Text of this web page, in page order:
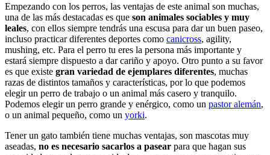
Empezando con los perros, las ventajas de este animal son muchas,
una de las más destacadas es que son animales sociables y muy
leales, con ellos siempre tendrás una escusa para dar un buen paseo,
incluso practicar diferentes deportes como canicross, agility,
mushing, etc. Para el perro tu eres la persona más importante y
estará siempre dispuesto a dar cariño y apoyo. Otro punto a su favor
es que existe gran variedad de ejemplares diferentes, muchas
razas de distintos tamaños y características, por lo que podemos
elegir un perro de trabajo o un animal más casero y tranquilo.
Podemos elegir un perro grande y enérgico, como un pastor alemán,
o un animal pequeño, como un yorki.
Tener un gato también tiene muchas ventajas, son mascotas muy
aseadas, no es necesario sacarlos a pasear para que hagan sus